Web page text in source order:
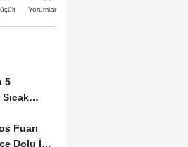
Yorumlar
5
Fuarı
Dolu İki